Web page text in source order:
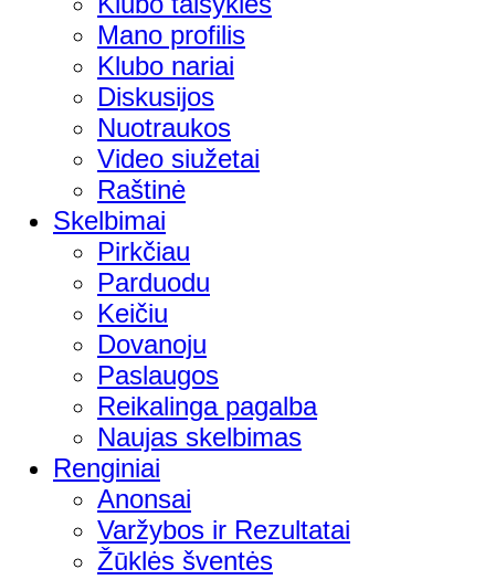
Mano profilis
Klubo nariai
Diskusijos
Nuotraukos
Video siužetai
Raštinė
Skelbimai
Pirkčiau
Parduodu
Keičiu
Dovanoju
Paslaugos
Reikalinga pagalba
Naujas skelbimas
Renginiai
Anonsai
Varžybos ir Rezultatai
Žūklės šventės